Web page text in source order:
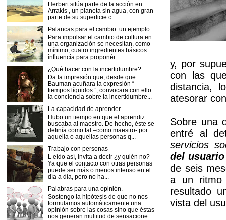
y, por
con las
distancia,
atesorar
Sobre una
entré al
servicios
del
de seis
a un ritmo
resultado
vista del
Herbert sitúa parte de la acción en
Arrakis , un planeta sin agua, con gran
parte de su superficie c...
Palancas para el cambio: un ejemplo
Para impulsar el cambio de cultura en
una organización se necesitan, como
mínimo, cuatro ingredientes básicos:
influencia para proponér...
¿Qué hacer con la incertidumbre?
Da la impresión que, desde que
Bauman acuñara la expresión “
tiempos líquidos ”, convocara con ello
la conciencia sobre la incertidumbre...
La capacidad de aprender
Hubo un tiempo en que el aprendiz
buscaba al maestro. De hecho, éste se
definía como tal –como maestro- por
aquella o aquellas personas q...
Trabajo con personas
L eído así, invita a decir ¿y quién no?
Ya que el contacto con otras personas
puede ser más o menos intenso en el
día a día, pero no ha...
Palabras para una opinión.
Sostengo la hipótesis de que no nos
formulamos automáticamente una
opinión sobre las cosas sino que éstas
nos generan multitud de sensacione...